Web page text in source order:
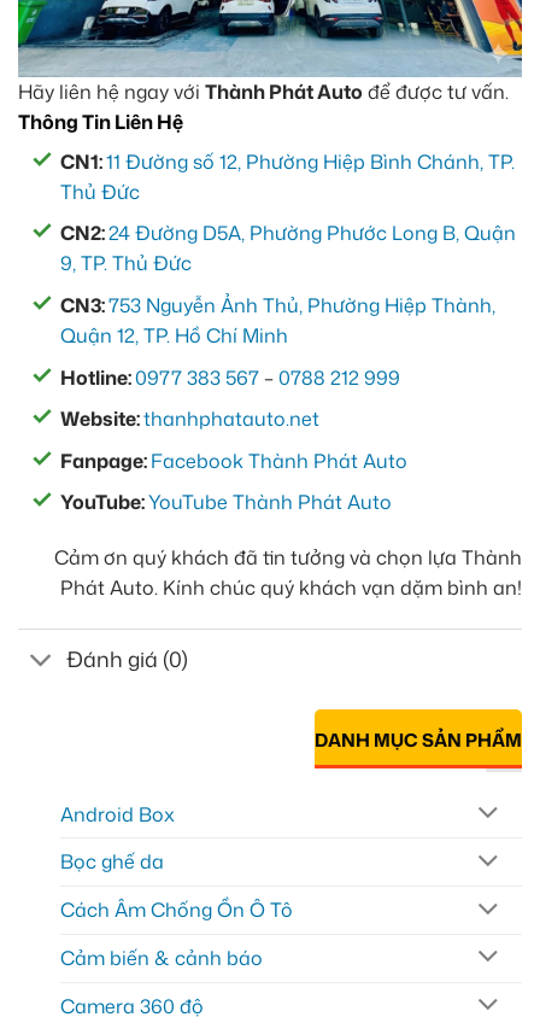
Hãy liên hệ ngay với Thành Phát Auto để được tư vấn.
Thông Tin Liên Hệ
CN1:11 Đường số 12, Phường Hiệp Bình Chánh, TP.
Thủ Đức
CN2:24 Đường D5A, Phường Phước Long B, Quận
9, TP. Thủ Đức
CN3:753 Nguyễn Ảnh Thủ, Phường Hiệp Thành,
Quận 12, TP. Hồ Chí Minh
Hotline:0977 383 567 –0788 212 999
Website:thanhphatauto.net
Fanpage:Facebook Thành Phát Auto
YouTube:YouTube Thành Phát Auto
Cảm ơn quý khách đã tin tưởng và chọn lựa Thành
Phát Auto. Kính chúc quý khách vạn dặm bình an!
Đánh giá (0)
DANH MỤC SẢN PHẨM
Android Box
Bọc ghế da
Cách Âm Chống Ồn Ô Tô
Cảm biến & cảnh báo
Camera 360 độ